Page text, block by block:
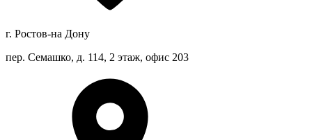
г. Ростов-на Дону
пер. Семашко, д. 114, 2 этаж, офис 203